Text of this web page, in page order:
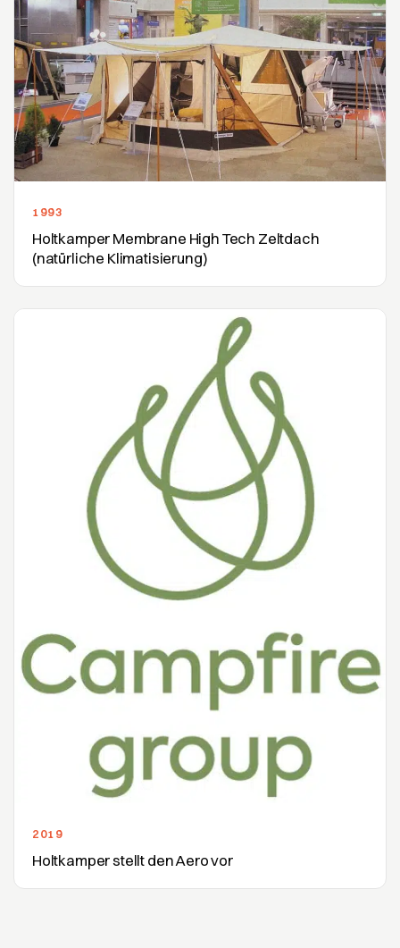
1993
Holtkamper Membrane High Tech Zeltdach
(natürliche Klimatisierung)
2019
Holtkamper stellt den Aero vor